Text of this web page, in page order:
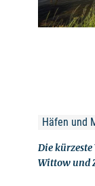
Häfen und
Die
Wittow und